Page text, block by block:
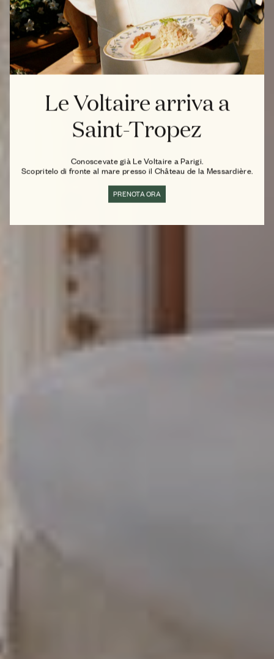
Le Voltaire arriva a
Saint-Tropez
Conoscevate già Le Voltaire a Parigi.
Scopritelo di fronte al mare presso il Château de la Messardière.
PRENOTA ORA